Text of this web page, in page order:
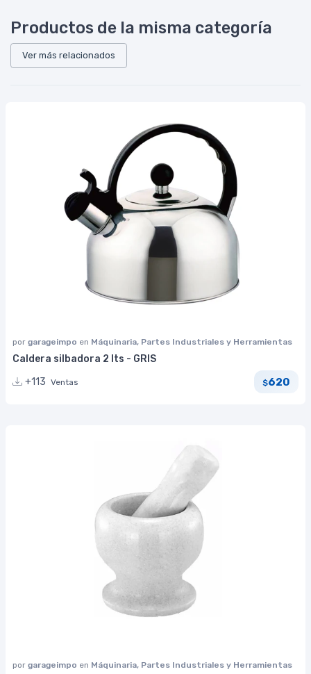
Productos de la misma categoría
Ver más relacionados
por garageimpo en Máquinaria, Partes Industriales y Herramientas
Caldera silbadora 2 lts - GRIS
+113 Ventas $620
por garageimpo en Máquinaria, Partes Industriales y Herramientas